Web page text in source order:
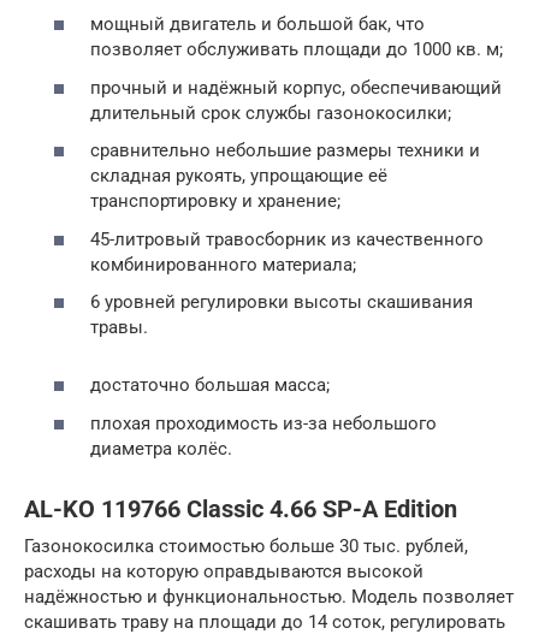
мощный двигатель и большой бак, что
позволяет обслуживать площади до 1000 кв. м;
прочный и надёжный корпус, обеспечивающий
длительный срок службы газонокосилки;
сравнительно небольшие размеры техники и
складная рукоять, упрощающие её
транспортировку и хранение;
45-литровый травосборник из качественного
комбинированного материала;
6 уровней регулировки высоты скашивания
травы.
достаточно большая масса;
плохая проходимость из-за небольшого
диаметра колёс.
AL-KO 119766 Classic 4.66 SP-A Edition
Газонокосилка стоимостью больше 30 тыс. рублей,
расходы на которую оправдываются высокой
надёжностью и функциональностью. Модель позволяет
скашивать траву на площади до 14 соток, регулировать